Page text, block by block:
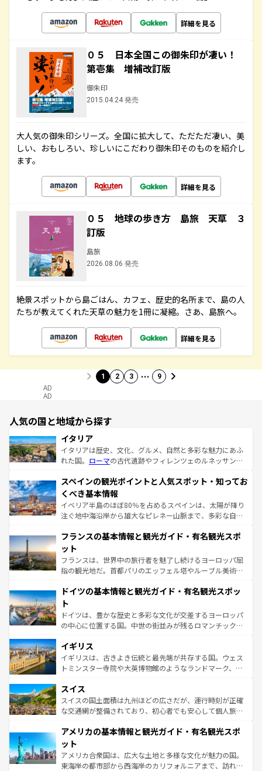
詳細を見る
０５ 日本全国この御朱印が凄い！
第壱集 増補改訂版
御朱印
2015.04.24 発売
大人気の御朱印シリーズ。全国に拡大して、ただただ凄い、美
しい、おもしろい、珍しいにこだわり御朱印そのものを紹介し
ます。
詳細を見る
０５ 地球の歩き方 島旅 天草 ３
訂版
島旅
2026.08.06 発売
絶景スポットから島ごはん、カフェ、歴史的名所まで、島の人
たちが教えてくれた天草の魅力を1冊に凝縮。さあ、島旅へ。
詳細を見る
1 2 3 … 9
AD
AD
人気の国と地域から探す
イタリア
イタリアは歴史、文化、グルメ、自然と多彩な魅力にあふ
れた国。 ローマの古代遺跡やフィレンツェのルネッサンス
ろん、トスカーナの美しい田園風景やアマルフィ海岸の絶
景など、自然景観も見逃せない。観光の合間には、本場の
ピザやパスタなど、絶品のイタリア料理を堪能することも
できる。朝目覚めてから夜眠るまで、すべての瞬間を楽し
なお、新着のイタリア情報はコンテンツ一覧を参照してほ
しい。
スペインの観光ポイントと人気スポット・知ってお
くべき基本情報
イベリア半島のほぼ80％を占めるスペインは、太陽が降り
注ぐ地中海沿岸から雄大なピレネー山脈まで、多彩な自然
文化が根付くこの国では、情熱的なフラメンコ、熱気あふ
れる闘牛、そして美味しいタパスが生活の一部となってい
る。首都マドリードの洗練された雰囲気や、バルセロナの
アートに溢れた街角から、地方では古代ローマ遺跡や中世
せる。地方によって風土や気候が異なるスペインはその個
ンテンツ一覧 を参照してほしい。
フランスの基本情報と観光ガイド・有名観光スポ
ット
フランスは、世界中の旅行者を魅了し続けるヨーロッパ屈
指の観光地だ。首都パリのエッフェル塔やルーブル美術館
で、幅広い魅力が詰まっている。華麗な宮殿、歴史的な大
聖堂、美しいビーチ、そして豊かな自然が、訪れる者を心
から魅了する。また、フランスは美食の国としても知ら
れ、フランス料理はユネスコ無形文化遺産にも登録されて
香り高いラベンダー畑など、多彩な楽しみ方が可能だ。さ
らに、パリ以外の地域にも魅力が溢れており、どの街角に
も豊かな歴史と文化が息づいている。パリ以外の個性あふ
を参照してほしい。
ドイツの基本情報と観光ガイド・有名観光スポッ
ト
ドイツは、豊かな歴史と多彩な文化が交差するヨーロッパ
の中心に位置する国。中世の街並みが残るロマンチック街
顔を持つこの国は、どこを歩いても飽きることがない。ベ
ルリンの文化的活気、バイエルン州のアルプスの絶景、そ
してライン川沿いのワイン畑といった風景は必見。ビール
は、お酒好きな人にはぜひ体験してほしい。 なお、新着の
ドイツ情報はコンテンツ一覧を参照してほしい。
イギリス
イギリスは、古きよき伝統と最先端が共存する国。ウェス
トミンスター寺院や大英博物館のようなランドマーク、歴
リアごとに異なる魅力がある。また、優雅なアフタヌーン
ティー、ビール好きにはたまらない英国パブ、サッカー観
戦など、本場だからこそできる体験も豊富。イギリスを旅
ンツ一覧を参照してほしい。
スイス
スイスの国土面積は九州ほどの広さだが、運行時刻が正確
な交通網が整備されており、初心者でも安心して個人旅行
の建物がそのまま残る町や、スイスならではのユニークな
博物館もあり、アルプス観光だけでなく町歩きも満喫する
ことができる。国民の所得が高いため物価も高いが、旅行
者向けの交通パス提供のサービスもあり、うまく活用すれ
アメリカの基本情報と観光ガイド・有名観光スポ
ット
アメリカ合衆国は、広大な土地と多様な文化が魅力の国。
東海岸の都市部から西海岸のカリフォルニアまで、訪れる